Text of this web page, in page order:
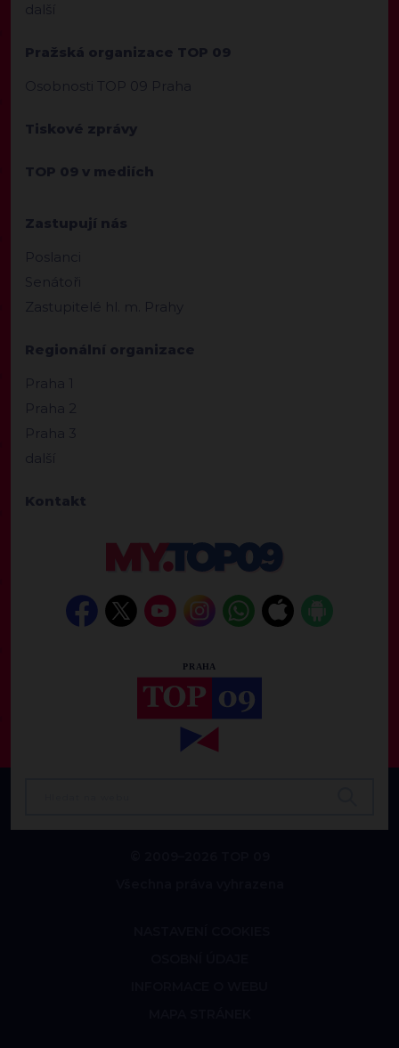
další
Pražská organizace TOP 09
Osobnosti TOP 09 Praha
Tiskové zprávy
TOP 09 v mediích
Zastupují nás
Poslanci
Senátoři
Zastupitelé hl. m. Prahy
Regionální organizace
Praha 1
Praha 2
Praha 3
další
Kontakt